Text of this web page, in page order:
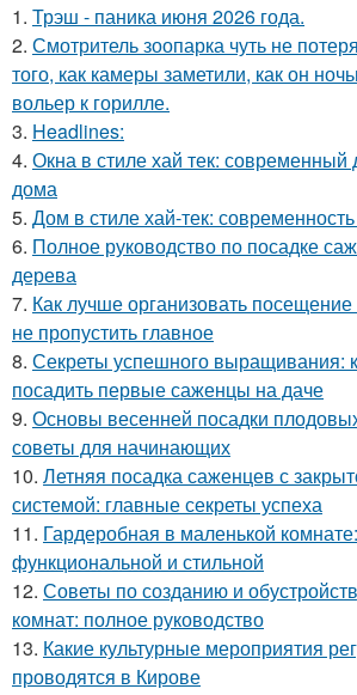
1. Трэш - паника июня 2026 года.
2. Смотритель зоопарка чуть не
того, как камеры заметили, как он
вольер к горилле.
3. Headlines:
4. Окна в стиле хай тек: современный
дома
5. Дом в стиле хай-тек:
6. Полное руководство по посадке
дерева
7. Как лучше организовать
не пропустить главное
8. Секреты успешного выращивания:
посадить первые саженцы на даче
9. Основы весенней посадки
советы для начинающих
10. Летняя посадка саженцев с
системой: главные секреты успеха
11. Гардеробная в маленькой
функциональной и стильной
12. Советы по созданию и
комнат: полное руководство
13. Какие культурные мероприятия
проводятся в Кирове